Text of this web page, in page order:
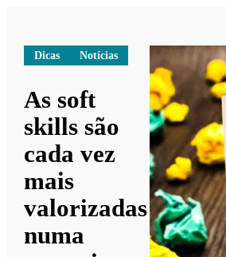
Dicas Notícias
As soft
skills são
cada vez
mais
valorizadas
numa